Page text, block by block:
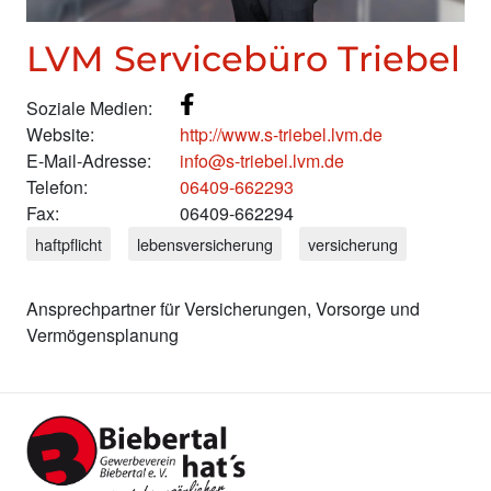
LVM Servicebüro Triebel
Soziale Medien:
Website:
http://www.s-triebel.lvm.de
E-Mail-Adresse:
info@s-triebel.lvm.de
Telefon:
06409-662293
Fax:
06409-662294
haftpflicht lebensversicherung versicherung
Ansprechpartner für Versicherungen, Vorsorge und
Vermögensplanung